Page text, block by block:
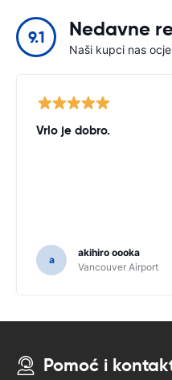
9.1 Nedavne
Naši kupci nas
Vrlo je dobro.
a
akihiro oooka
Vancouver Airport
Pomoć i